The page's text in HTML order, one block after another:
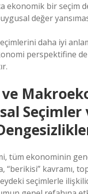
ekonomik bir seçim
değer
daha iyi
perspektifine
Seçimler
tüm ekonominin
“berikisi” kavramı,
seçimlerle